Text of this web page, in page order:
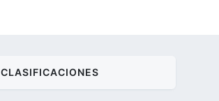
CLASIFICACIONES